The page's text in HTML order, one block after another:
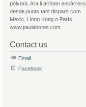
pòlvora. Ara li arriben encàrrecs
desde punts tant dispars com
Mèxic, Hong Kong o París.
www.paulabonet.com
Contact us
Email
Facebook